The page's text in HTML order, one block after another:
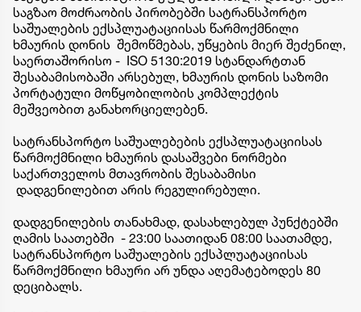
საგზაო მოძრაობის პირობებში სატრანსპორტო
საშუალების ექსპლუატაციისას წარმოქმნილი
ხმაურის დონის შემოწმებას, უწყების მიერ შეძენილ,
საერთაშორისო - ISO 5130:2019 სტანდარტთან
შესაბამისობაში არსებულ, ხმაურის დონის საზომი
პორტატული მოწყობილობის კომპლექტის
მეშვეობით განახორციელებენ.
სატრანსპორტო საშუალებების ექსპლუატაციისას
წარმოქმნილი ხმაურის დასაშვები ნორმები
საქართველოს მთავრობის შესაბამისი
დადგენილებით არის რეგულირებული.
დადგენილების თანახმად, დასახლებულ პუნქტებში
ღამის საათებში - 23:00 საათიდან 08:00 საათამდე,
სატრანსპორტო საშუალების ექსპლუატაციისას
წარმოქმნილი ხმაური არ უნდა აღემატებოდეს 80
დეციბალს.